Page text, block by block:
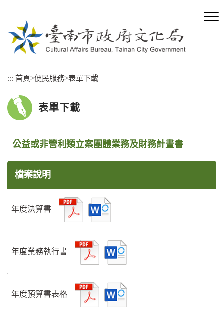
::: 首頁>便民服務>表單下載
表單下載
公益或非營利類立案團體業務及財務計畫書
檔案說明
年度決算書
年度業務執行書
年度預算書表格